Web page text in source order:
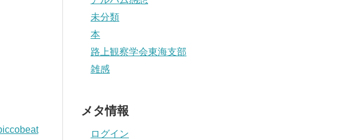
未分類
本
路上観察学会東海支部
雑感
メタ情報
ログイン